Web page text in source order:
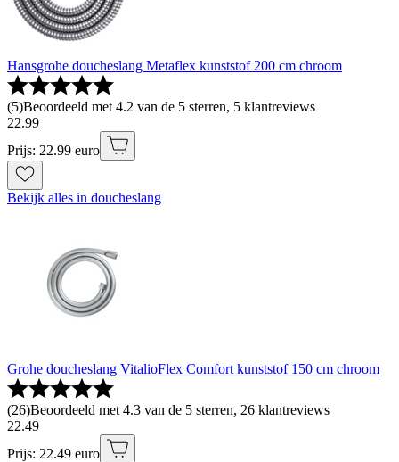
Hansgrohe doucheslang Metaflex kunststof 200 cm chroom
(5)Beoordeeld met 4.2 van de 5 sterren, 5 klantreviews
22.99
Prijs: 22.99 euro
Bekijk alles in doucheslang
Grohe doucheslang VitalioFlex Comfort kunststof 150 cm chroom
(26)Beoordeeld met 4.3 van de 5 sterren, 26 klantreviews
22.49
Prijs: 22.49 euro